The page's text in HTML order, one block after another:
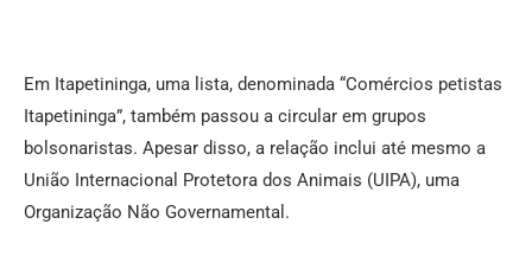
Em Itapetininga, uma lista, denominada “Comércios petistas
Itapetininga”, também passou a circular em grupos
bolsonaristas. Apesar disso, a relação inclui até mesmo a
União Internacional Protetora dos Animais (UIPA), uma
Organização Não Governamental.